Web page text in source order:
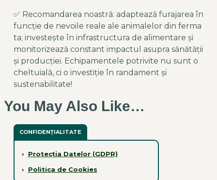
✅ Recomandarea noastră: adaptează furajarea în
funcție de nevoile reale ale animalelor din ferma
ta; investește în infrastructura de alimentare și
monitorizează constant impactul asupra sănătății
și producției. Echipamentele potrivite nu sunt o
cheltuială, ci o investiție în randament și
sustenabilitate!
You May Also Like…
CONFIDENȚIALITATE
›
Protecția Datelor (GDPR)
›
Politica de Cookies